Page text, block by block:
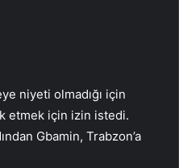
niyeti olmadığı için
etmek için izin istedi.
Gbamin, Trabzon’a